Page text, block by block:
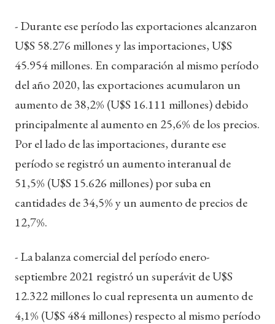
- Durante ese período las exportaciones alcanzaron
U$S 58.276 millones y las importaciones, U$S
45.954 millones. En comparación al mismo período
del año 2020, las exportaciones acumularon un
aumento de 38,2% (U$S 16.111 millones) debido
principalmente al aumento en 25,6% de los precios.
Por el lado de las importaciones, durante ese
período se registró un aumento interanual de
51,5% (U$S 15.626 millones) por suba en
cantidades de 34,5% y un aumento de precios de
12,7%.
- La balanza comercial del período enero-
septiembre 2021 registró un superávit de U$S
12.322 millones lo cual representa un aumento de
4,1% (U$S 484 millones) respecto al mismo período